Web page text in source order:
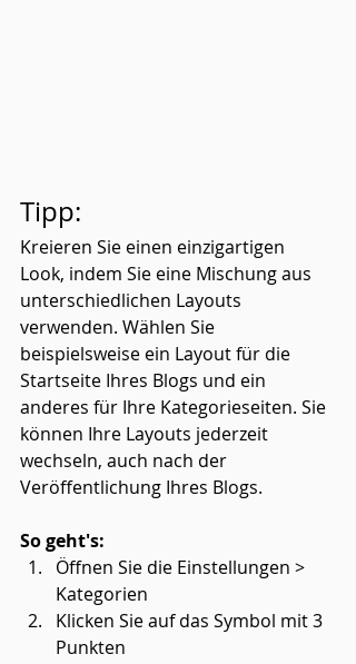
Tipp:
Kreieren Sie einen einzigartigen
Look, indem Sie eine Mischung aus
unterschiedlichen Layouts
verwenden. Wählen Sie
beispielsweise ein Layout für die
Startseite Ihres Blogs und ein
anderes für Ihre Kategorieseiten. Sie
können Ihre Layouts jederzeit
wechseln, auch nach der
Veröffentlichung Ihres Blogs.
So geht's:
Öffnen Sie die Einstellungen >
Kategorien
Klicken Sie auf das Symbol mit 3
Punkten